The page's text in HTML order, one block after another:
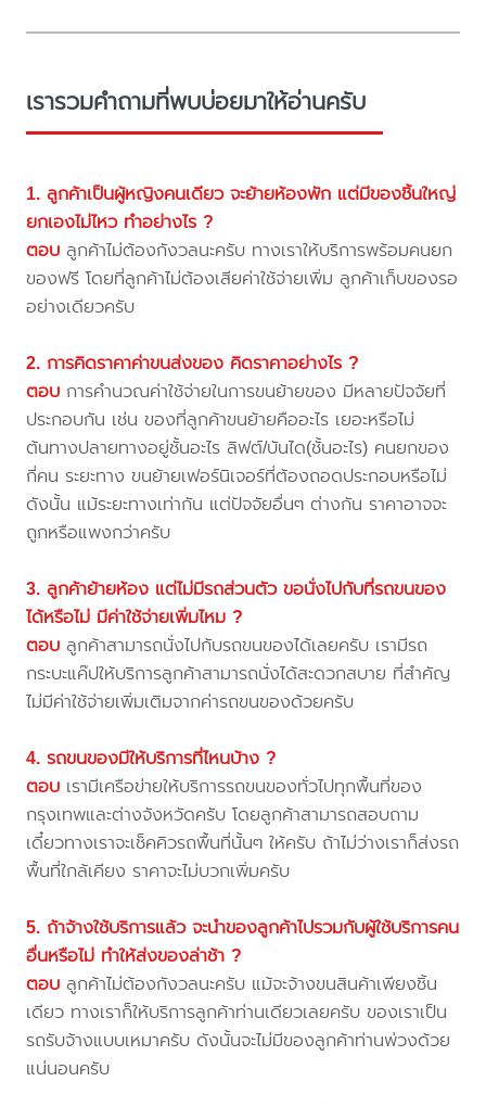
เรารวมคำถามที่พบบ่อยมาให้อ่านครับ
1. ลูกค้าเป็นผู้หญิงคนเดียว จะย้ายห้องพัก แต่มีของชิ้นใหญ่
ยกเองไม่ไหว ทำอย่างไร ?
ตอบ ลูกค้าไม่ต้องกังวลนะครับ ทางเราให้บริการพร้อมคนยก
ของฟรี โดยที่ลูกค้าไม่ต้องเสียค่าใช้จ่ายเพิ่ม ลูกค้าเก็บของรอ
อย่างเดียวครับ
2. การคิดราคาค่าขนส่งของ คิดราคาอย่างไร ?
ตอบ การคำนวณค่าใช้จ่ายในการขนย้ายของ มีหลายปัจจัยที่
ประกอบกัน เช่น ของที่ลูกค้าขนย้ายคืออะไร เยอะหรือไม่
ต้นทางปลายทางอยู่ชั้นอะไร ลิฟต์/บันได(ชั้นอะไร) คนยกของ
กี่คน ระยะทาง ขนย้ายเฟอร์นิเจอร์ที่ต้องถอดประกอบหรือไม่
ดังนั้น แม้ระยะทางเท่ากัน แต่ปัจจัยอื่นๆ ต่างกัน ราคาอาจจะ
ถูกหรือแพงกว่าครับ
3. ลูกค้าย้ายห้อง แต่ไม่มีรถส่วนตัว ขอนั่งไปกับที่รถขนของ
ได้หรือไม่ มีค่าใช้จ่ายเพิ่มไหม ?
ตอบ ลูกค้าสามารถนั่งไปกับรถขนของได้เลยครับ เรามีรถ
กระบะแค๊ปให้บริการลูกค้าสามารถนั่งได้สะดวกสบาย ที่สำคัญ
ไม่มีค่าใช้จ่ายเพิ่มเติมจากค่ารถขนของด้วยครับ
4. รถขนของมีให้บริการที่ไหนบ้าง ?
ตอบ เรามีเครือข่ายให้บริการรถขนของทั่วไปทุกพื้นที่ของ
กรุงเทพและต่างจังหวัดครับ โดยลูกค้าสามารถสอบถาม
เดี๋ยวทางเราจะเช็คคิวรถพื้นที่นั้นๆ ให้ครับ ถ้าไม่ว่างเราก็ส่งรถ
พื้นที่ใกล้เคียง ราคาจะไม่บวกเพิ่มครับ
5. ถ้าจ้างใช้บริการแล้ว จะนำของลูกค้าไปรวมกับผู้ใช้บริการคน
อื่นหรือไม่ ทำให้ส่งของล่าช้า ?
ตอบ ลูกค้าไม่ต้องกังวลนะครับ แม้จะจ้างขนสินค้าเพียงชิ้น
เดียว ทางเราก็ให้บริการลูกค้าท่านเดียวเลยครับ ของเราเป็น
รถรับจ้างแบบเหมาครับ ดังนั้นจะไม่มีของลูกค้าท่านพ่วงด้วย
แน่นอนครับ